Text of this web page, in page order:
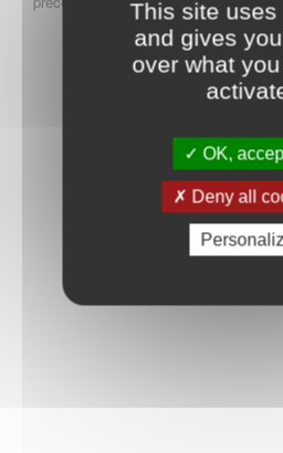
This site uses
and gives
over what
OK,
Deny all